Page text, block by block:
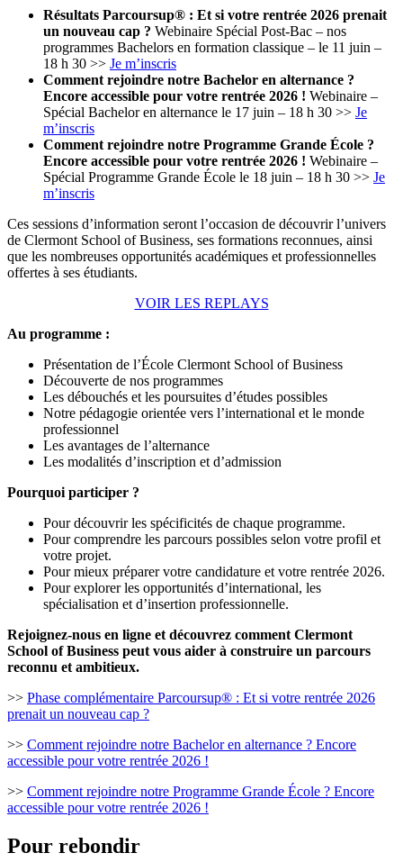
Résultats Parcoursup® : Et si votre rentrée 2026 prenait
un nouveau cap ? Webinaire Spécial Post-Bac – nos
programmes Bachelors en formation classique – le 11 juin –
18 h 30 >> Je m’inscris
Comment rejoindre notre Bachelor en alternance ?
Encore accessible pour votre rentrée 2026 ! Webinaire –
Spécial Bachelor en alternance le 17 juin – 18 h 30 >> Je
m’inscris
Comment rejoindre notre Programme Grande École ?
Encore accessible pour votre rentrée 2026 ! Webinaire –
Spécial Programme Grande École le 18 juin – 18 h 30 >> Je
m’inscris
Ces sessions d’information seront l’occasion de découvrir l’univers
de Clermont School of Business, ses formations reconnues, ainsi
que les nombreuses opportunités académiques et professionnelles
offertes à ses étudiants.
VOIR LES REPLAYS
Au programme :
Présentation de l’École Clermont School of Business
Découverte de nos programmes
Les débouchés et les poursuites d’études possibles
Notre pédagogie orientée vers l’international et le monde
professionnel
Les avantages de l’alternance
Les modalités d’inscription et d’admission
Pourquoi participer ?
Pour découvrir les spécificités de chaque programme.
Pour comprendre les parcours possibles selon votre profil et
votre projet.
Pour mieux préparer votre candidature et votre rentrée 2026.
Pour explorer les opportunités d’international, les
spécialisation et d’insertion professionnelle.
Rejoignez-nous en ligne et découvrez comment Clermont
School of Business peut vous aider à construire un parcours
reconnu et ambitieux.
>> Phase complémentaire Parcoursup® : Et si votre rentrée 2026
prenait un nouveau cap ?
>> Comment rejoindre notre Bachelor en alternance ? Encore
accessible pour votre rentrée 2026 !
>> Comment rejoindre notre Programme Grande École ? Encore
accessible pour votre rentrée 2026 !
Pour rebondir